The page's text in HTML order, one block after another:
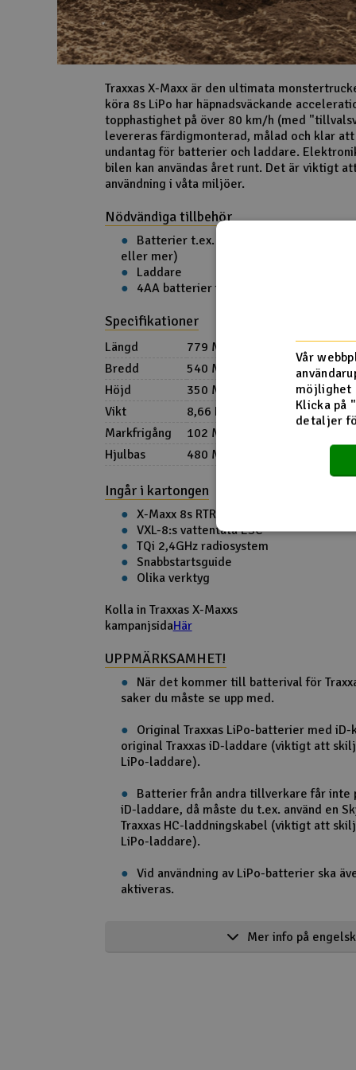
Traxxas X-Maxx är den ultimata
köra 8s LiPo har häpnadsväckande
topphastighet på över 80 km/h (med
levereras färdigmonterad, målad och klar att
undantag för batterier och laddare.
bilen kan användas året runt. Det är viktigt
användning i våta miljöer.
Nödvändiga tillbehör
Batterier t.ex. 2x4s LiPo med Traxxas-
eller mer)
Laddare
4AA batterier för radio
Specifikationer
Längd
779 Mm
Bredd
540 Mm
Höjd
350 Mm
Vikt
8,66 Kg
Markfrigång
102 Mm
Hjulbas
480 Mm
Ingår i kartongen
X-Maxx 8s RTR
VXL-8:s vattentäta ESC
TQi 2,4GHz radiosystem
Snabbstartsguide
Olika verktyg
Kolla in Traxxas X-Maxxs
kampanjsidaHär
UPPMÄRKSAMHET!
När det kommer till batterival för
saker du måste se upp med.
Original Traxxas LiPo-batterier med
original Traxxas iD-laddare (viktigt att
LiPo-laddare).
Batterier från andra tillverkare får inte
iD-laddare, då måste du t.ex. använd en
Traxxas HC-laddningskabel (viktigt att
LiPo-laddare).
Vid användning av LiPo-batterier ska
aktiveras.
Traxxas X-MAXX 8s - GREEN-X
conquer the most extreme terrain and take
punishment in stride, X-Maxx is the definition
Mer info på
Vår
möjlighet
Klicka på
detaljer